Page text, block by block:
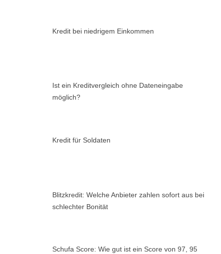
Kredit bei niedrigem Einkommen
Ist ein Kreditvergleich ohne Dateneingabe
möglich?
Kredit für Soldaten
Blitzkredit: Welche Anbieter zahlen sofort aus bei
schlechter Bonität
Schufa Score: Wie gut ist ein Score von 97, 95